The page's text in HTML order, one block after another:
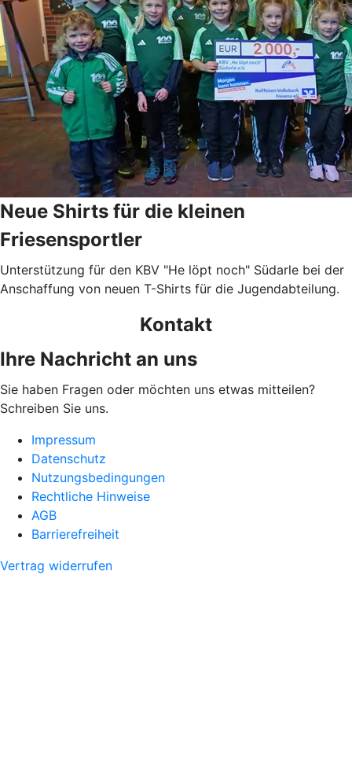
Neue Shirts für die kleinen
Friesensportler
Unterstützung für den KBV "He löpt noch" Südarle bei der
Anschaffung von neuen T-Shirts für die Jugendabteilung.
Kontakt
Ihre Nachricht an uns
Sie haben Fragen oder möchten uns etwas mitteilen?
Schreiben Sie uns.
Impressum
Datenschutz
Nutzungsbedingungen
Rechtliche Hinweise
AGB
Barrierefreiheit
Vertrag widerrufen